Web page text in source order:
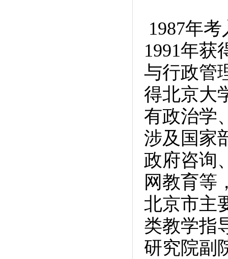
1987年
1991年获
与行政管
得北京大
有政治学
涉及国家
政府咨询
网教育等
北京市主
类教学指
研究院副